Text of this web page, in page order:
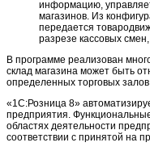
информацию,
магазинов. Из
передается
разрезе кассовых
В программе реализован
склад магазина может быть
определенных торговых
«1С:Розница 8»
предприятия.
областях деятельности
соответствии с принятой на